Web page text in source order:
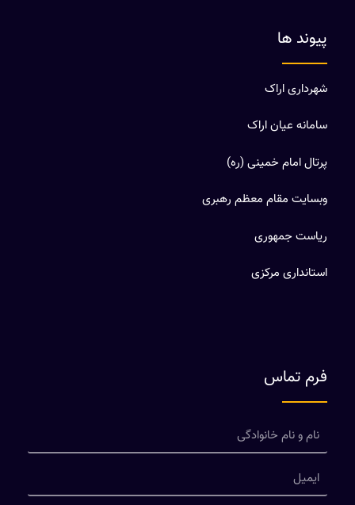
پیوند ها
شهرداری اراک
سامانه عیان اراک
پرتال امام خمینی (ره)
وبسایت مقام معظم رهبری
ریاست جمهوری
استانداری مرکزی
فرم تماس